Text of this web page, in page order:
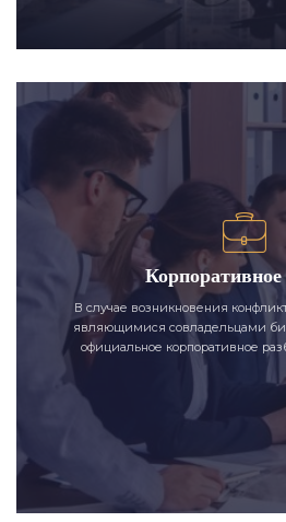
В случае возникновения
являющимися совладельцами
официальное корпоративное